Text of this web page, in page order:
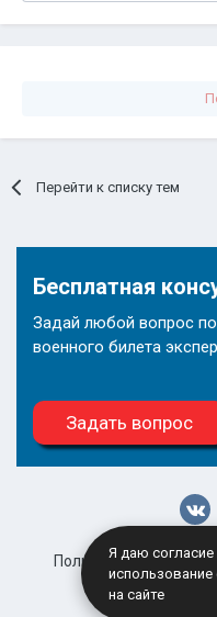
Перейти к списку тем
Бесплатная
Задай любой вопрос
военного билета
Задать вопрос
ПолитикаЯ даю согласие
на сайте